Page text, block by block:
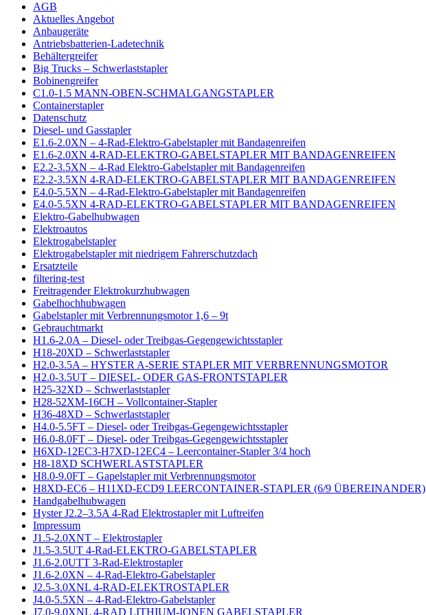
AGB
Aktuelles Angebot
Anbaugeräte
Antriebsbatterien-Ladetechnik
Behältergreifer
Big Trucks – Schwerlaststapler
Bobinengreifer
C1.0-1.5 MANN-OBEN-SCHMALGANGSTAPLER
Containerstapler
Datenschutz
Diesel- und Gasstapler
E1.6-2.0XN – 4-Rad-Elektro-Gabelstapler mit Bandagenreifen
E1.6-2.0XN 4-RAD-ELEKTRO-GABELSTAPLER MIT BANDAGENREIFEN
E2.2-3.5XN – 4-Rad Elektro-Gabelstapler mit Bandagenreifen
E2.2-3.5XN 4-RAD-ELEKTRO-GABELSTAPLER MIT BANDAGENREIFEN
E4.0-5.5XN – 4-Rad-Elektro-Gabelstapler mit Bandagenreifen
E4.0-5.5XN 4-RAD-ELEKTRO-GABELSTAPLER MIT BANDAGENREIFEN
Elektro-Gabelhubwagen
Elektroautos
Elektrogabelstapler
Elektrogabelstapler mit niedrigem Fahrerschutzdach
Ersatzteile
filtering-test
Freitragender Elektrokurzhubwagen
Gabelhochhubwagen
Gabelstapler mit Verbrennungsmotor 1,6 – 9t
Gebrauchtmarkt
H1.6-2.0A – Diesel- oder Treibgas-Gegengewichtsstapler
H18-20XD – Schwerlaststapler
H2.0-3.5A – HYSTER A-SERIE STAPLER MIT VERBRENNUNGSMOTOR
H2.0-3.5UT – DIESEL- ODER GAS-FRONTSTAPLER
H25-32XD – Schwerlaststapler
H28-52XM-16CH – Vollcontainer-Stapler
H36-48XD – Schwerlaststapler
H4.0-5.5FT – Diesel- oder Treibgas-Gegengewichtsstapler
H6.0-8.0FT – Diesel- oder Treibgas-Gegengewichtsstapler
H6XD-12EC3-H7XD-12EC4 – Leercontainer-Stapler 3/4 hoch
H8-18XD SCHWERLASTSTAPLER
H8.0-9.0FT – Gapelstapler mit Verbrennungsmotor
H8XD-EC6 – H11XD-ECD9 LEERCONTAINER-STAPLER (6/9 ÜBEREINANDER)
Handgabelhubwagen
Hyster J2.2–3.5A 4-Rad Elektrostapler mit Luftreifen
Impressum
J1.5-2.0XNT – Elektrostapler
J1.5-3.5UT 4-Rad-ELEKTRO-GABELSTAPLER
J1.6-2.0UTT 3-Rad-Elektrostapler
J1.6-2.0XN – 4-Rad-Elektro-Gabelstapler
J2.5-3.0XNL 4-RAD-ELEKTROSTAPLER
J4.0-5.5XN – 4-Rad-Elektro-Gabelstapler
J7.0-9.0XNL 4-RAD LITHIUM-IONEN GABELSTAPLER